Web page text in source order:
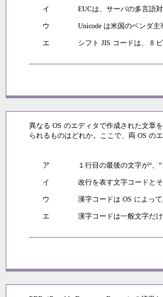
イ EUCは、サーバの多言語
ウ Unicode は米国のベンダ
エ シフト JIS コードは、 8
異なる OS のエディタで作成された文章
られるものはどれか。ここで、両 OS
ア １行目の最後の文字が“、
イ 改行を表す文字コードと
ウ 漢字コードは OS によっ
エ 漢字コードは一般文字だ